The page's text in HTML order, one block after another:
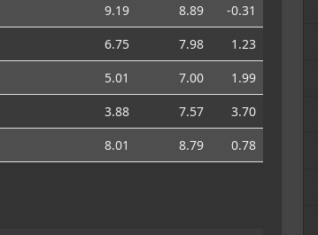
9.19 8.89
-0.31
6.75 7.98
1.23
5.01 7.00
1.99
3.88 7.57
3.70
8.01 8.79 0.78